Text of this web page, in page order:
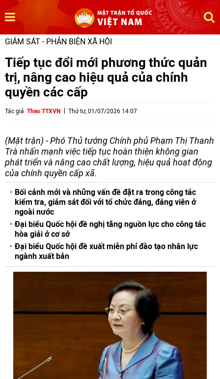
GIÁM SÁT - PHẢN BIỆN XÃ HỘI
Tiếp tục đổi mới phương thức quản
trị, nâng cao hiệu quả của chính
quyền các cấp
Tác giả Theo TTXVN Thứ tư, 01/07/2026 14:07
(Mặt trận) - Phó Thủ tướng Chính phủ Phạm Thị Thanh
Trà nhấn mạnh việc tiếp tục hoàn thiện không gian
phát triển và nâng cao chất lượng, hiệu quả hoạt động
của chính quyền cấp xã.
Bối cảnh mới và những vấn đề đặt ra trong công tác
kiểm tra, giám sát đối với tổ chức đảng, đảng viên ở
ngoài nước
Đại biểu Quốc hội đề nghị tăng nguồn lực cho công tác
hòa giải ở cơ sở
Đại biểu Quốc hội đề xuất miễn phí đào tạo nhân lực
ngành xuất bản